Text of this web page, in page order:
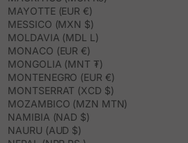
MAYOTTE (EUR €)
MESSICO (MXN $)
MOLDAVIA (MDL L)
MONACO (EUR €)
MONGOLIA (MNT ₮)
MONTENEGRO (EUR €)
MONTSERRAT (XCD $)
MOZAMBICO (MZN MTN)
NAMIBIA (NAD $)
NAURU (AUD $)